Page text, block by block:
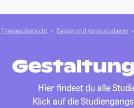
Themenübersicht Design und Kunst studieren
Hier findest du alle
Klick auf die